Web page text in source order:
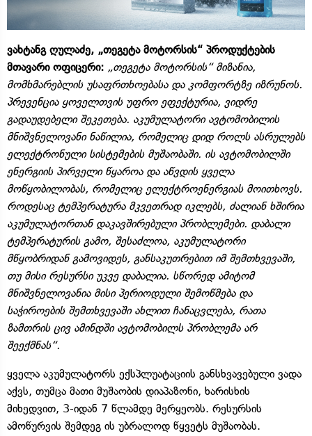
ვახტანგ ღულაძე, „თეგეტა მოტორსის“ პროდუქტების
მთავარი ოფიცერი: „თეგეტა მოტორსის“ მიზანია,
მომხმარებლის უსაფრთხოებასა და კომფორტზე იზრუნოს.
პრევენცია ყოველთვის უფრო ეფექტურია, ვიდრე
გადაუდებელი შეკეთება. აკუმულატორი ავტომობილის
მნიშვნელოვანი ნაწილია, რომელიც დიდ როლს ასრულებს
ელექტრონული სისტემების მუშაობაში. ის ავტომობილში
ენერგიის პირველი წყაროა და აწვდის ყველა
მოწყობილობას, რომელიც ელექტროენერგიას მოითხოვს.
როდესაც ტემპერატურა მკვეთრად იკლებს, ძალიან ხშირია
აკუმულატორთან დაკავშირებული პრობლემები. დაბალი
ტემპერატურის გამო, შესაძლოა, აკუმულატორი
მწყობრიდან გამოვიდეს, განსაკუთრებით იმ შემთხვევაში,
თუ მისი რესურსი უკვე დაბალია. სწორედ ამიტომ
მნიშვნელოვანია მისი პერიოდული შემოწმება და
საჭიროების შემთხვევაში ახლით ჩანაცვლება, რათა
ზამთრის ცივ ამინდში ავტომობილს პრობლემა არ
შეექმნას“.
ყველა აკუმულატორს ექსპლუატაციის განსხვავებული ვადა
აქვს, თუმცა მათი მუშაობის დიაპაზონი, ხარისხის
მიხედვით, 3-იდან 7 წლამდე მერყეობს. რესურსის
ამოწურვის შემდეგ ის უბრალოდ წყვეტს მუშაობას.